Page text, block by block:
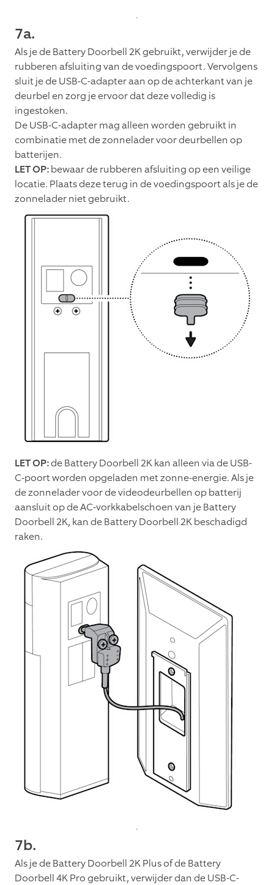
7a.
Als je deBattery Doorbell 2Kgebruikt, verwijder je de
rubberen afsluiting van de voedingspoort. Vervolgens
sluit je de USB-C-adapter aan op de achterkant van je
deurbel en zorg je ervoor dat deze volledig is
ingestoken.
De USB-C-adapter mag alleen worden gebruikt in
combinatie met de zonnelader voor deurbellen op
batterijen.
LET OP:bewaar de rubberen afsluiting op een veilige
locatie. Plaats deze terug in de voedingspoort als je de
zonnelader niet gebruikt.
LET OP:deBattery Doorbell 2Kkan alleen via de USB-
C-poort worden opgeladen met zonne-energie. Als je
de zonnelader voor de videodeurbellen op batterij
aansluit op de AC-vorkkabelschoen van jeBattery
Doorbell 2K, kan deBattery Doorbell 2Kbeschadigd
raken.
7b.
Als je de Battery Doorbell 2K Plus of de Battery
Doorbell 4K Pro gebruikt, verwijder dan de USB-C-